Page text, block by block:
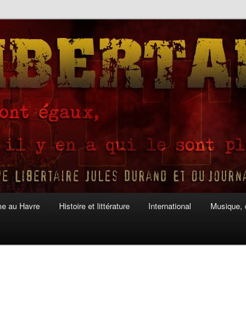
au Havre Histoire et littérature International Musique,